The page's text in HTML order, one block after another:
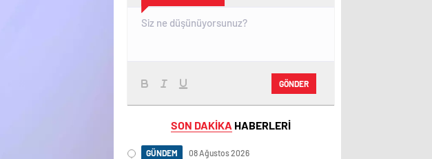
GÖNDER
SON DAKİKA HABERLERİ
GÜNDEM 08 Ağustos 2026